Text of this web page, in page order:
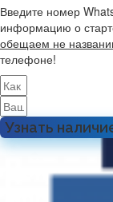
Введите номер
информацию о
обещаем не
телефоне!
Узнать